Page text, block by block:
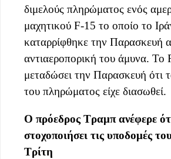
διμελούς πληρώματος ενός
μαχητικού F-15 το οποίο το
καταρρίφθηκε την Παρασκευή
αντιαεροπορική του άμυνα. Το
μεταδώσει την Παρασκευή ότι
του πληρώματος είχε διασωθεί.
Ο πρόεδρος Τραμπ ανέφερε
στοχοποιήσει τις υποδομές
Τρίτη